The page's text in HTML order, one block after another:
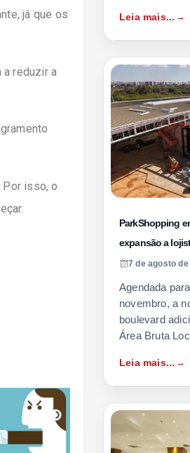
já que os
a reduzir a
Por isso, o
Leia mais...
ParkShopping
expansão a
7 de agosto
Agendada
novembro, a
boulevard
Área Bruta
Leia mais...